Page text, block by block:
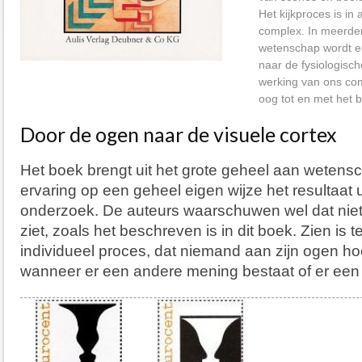
Het kijkproces is in
complex. In
wetenschap wordt
naar de
werking van ons
oog tot en met het
Door de ogen naar de visuele cortex
Het boek brengt uit het grote geheel aan
ervaring op een geheel eigen wijze het resultaat
onderzoek. De auteurs waarschuwen wel dat
ziet, zoals het beschreven is in dit boek. Zien is
individueel proces, dat niemand aan zijn ogen
wanneer er een andere mening bestaat of er